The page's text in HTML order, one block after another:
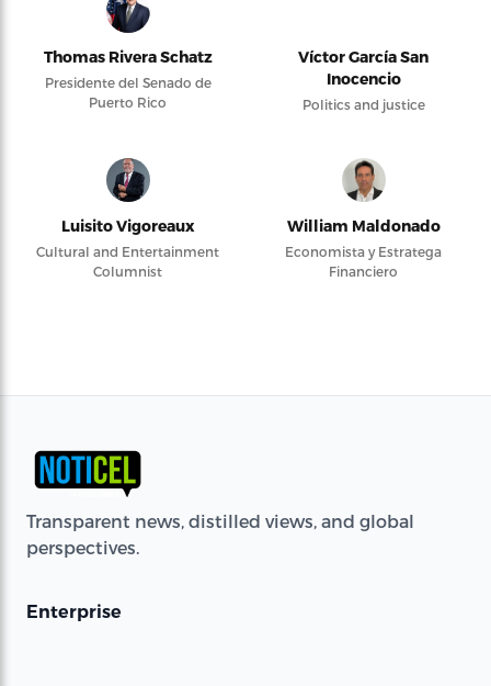
Thomas Rivera Schatz
Presidente del Senado de
Puerto Rico
Víctor García San
Inocencio
Politics and justice
Luisito Vigoreaux
Cultural and Entertainment
Columnist
William Maldonado
Economista y Estratega
Financiero
Transparent news, distilled views, and global
perspectives.
Enterprise